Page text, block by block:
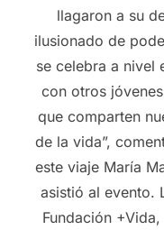
llagaron a su
ilusionado de
se celebra a nivel
con otros
que comparten
de la vida”,
este viaje María
asistió al evento.
Fundación